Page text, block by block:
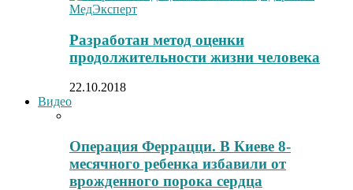
Разработан метод оценки
продолжительности жизни человека
22.10.2018
Видео
Операция Феррацци. В Киеве 8-
месячного ребенка избавили от
врожденного порока сердца